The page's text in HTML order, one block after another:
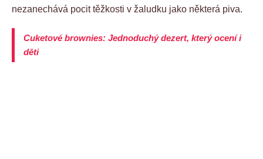
nezanechává pocit těžkosti v žaludku jako některá piva.
Cuketové brownies: Jednoduchý dezert, který ocení i
děti